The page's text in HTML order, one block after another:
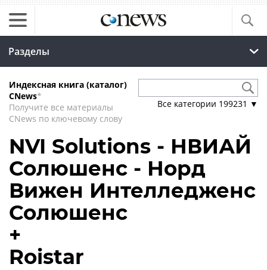
Разделы
Индексная книга (каталог)
CNews*
Получите все материалы
CNews по ключевому слову
Все категории 199231 ▼
NVI Solutions - НВИАЙ
Солюшенс - Норд
Вижен Интелледженс
Солюшенс
+
Roistar